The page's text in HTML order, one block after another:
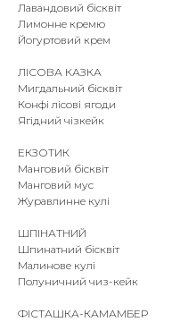
Лавандовий бісквіт
Лимонне кремю
Йогуртовий крем
ЛІСОВА КАЗКА
Мигдальний бісквіт
Конфі лісові ягоди
Ягідний чізкейк
ЕКЗОТИК
Манговий бісквіт
Манговий мус
Журавлинне кулі
ШПІНАТНИЙ
Шпинатний бісквіт
Малинове кулі
Полуничний чиз-кейк
ФІСТАШКА-КАМАМБЕР